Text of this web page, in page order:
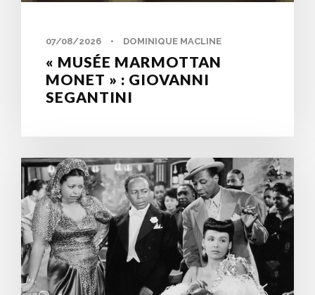
07/08/2026 • DOMINIQUE MACLINE
« MUSÉE MARMOTTAN
MONET » : GIOVANNI
SEGANTINI